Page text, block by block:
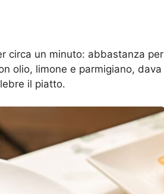
circa un minuto: abbastanza per
olio, limone e parmigiano, dava
il piatto.